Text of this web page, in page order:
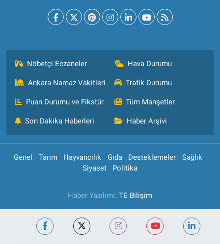
Nöbetçi Eczaneler Hava Durumu
Ankara Namaz Vakitleri Trafik Durumu
Puan Durumu ve Fikstür Tüm Manşetler
Son Dakika Haberleri Haber Arşivi
Genel Tarım Hayvancılık Gıda Desteklemeler
Sağlık
Siyaset
Politika
Haber Yazılımı: TE Bilişim